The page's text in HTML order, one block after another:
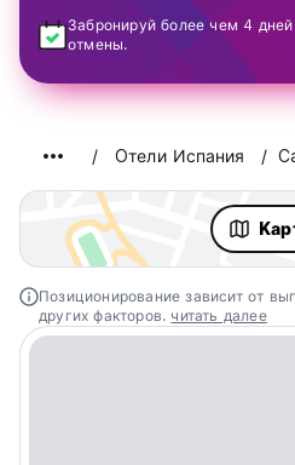
Забронируй более чем 4
отмены.
Oтели Испания
Позиционирование зависит от
других факторов. читать далее